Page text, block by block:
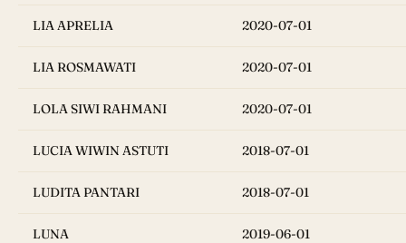
LIA APRELIA 2020-07-01
LIA ROSMAWATI 2020-07-01
LOLA SIWI RAHMANI 2020-07-01
LUCIA WIWIN ASTUTI 2018-07-01
LUDITA PANTARI 2018-07-01
LUNA 2019-06-01